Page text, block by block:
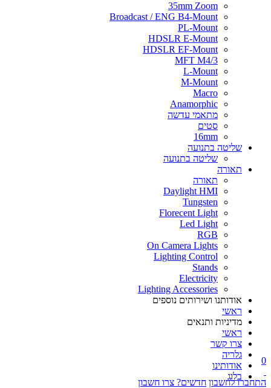
35mm Zoom
Broadcast / ENG B4-Mount
PL-Mount
HDSLR E-Mount
HDSLR EF-Mount
MFT M4/3
L-Mount
M-Mount
Macro
Anamorphic
מתאמי עדשה
סטים
16mm
שליטה בתנועה
שליטה בתנועה
תאורה
תאורה
Daylight HMI
Tungsten
Florecent Light
Led Light
RGB
On Camera Lights
Lighting Control
Stands
Electricity
Lighting Accessories
אודותנו ושירותים נוספים
ראשי
מדיניות ותנאים
ראשי
צרו קשר
גלריה
אודותינו
בלוג
0
התחברו לחשבון חדשים? צרו חשבון